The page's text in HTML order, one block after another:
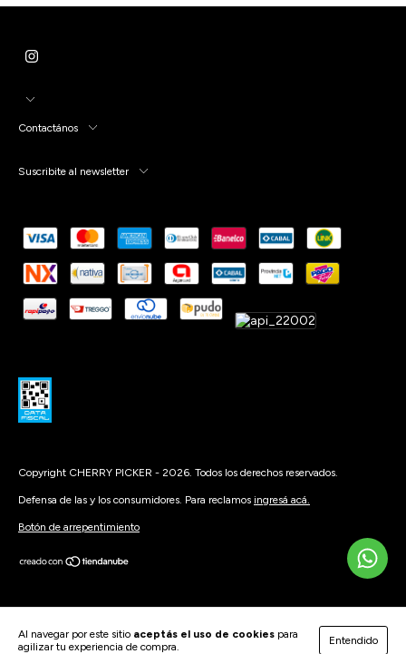
Al navegar por este sitio aceptás el uso de cookies para
agilizar tu experiencia de compra.
Entendido
Contactános
Suscribite al newsletter
Copyright CHERRY PICKER - 2026. Todos los derechos reservados.
Defensa de las y los consumidores. Para reclamos ingresá acá.
Botón de arrepentimiento